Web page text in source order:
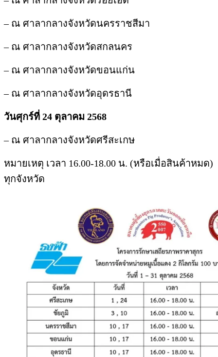
– ณ ศาลากลางจังหวัดนครราชสีมา
– ณ ศาลากลางจังหวัดสกลนคร
– ณ ศาลากลางจังหวัดขอนแก่น
– ณ ศาลากลางจังหวัดอุดรธานี
วันศุกร์ที่ 24 ตุลาคม 2568
– ณ ศาลากลางจังหวัดศรีสะเกษ
หมายเหตุ เวลา 16.00-18.00 น. (หรือเมื่อสินค้าหมด)
ทุกจังหวัด